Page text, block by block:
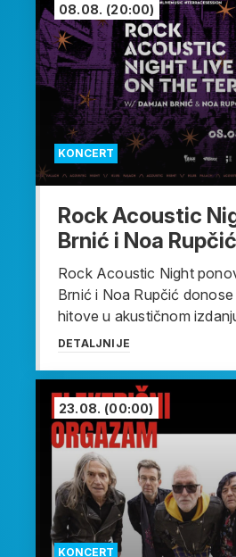
KONCERT
08.08. (20:00)
Rock Acoustic
Brnić i Noa Rupčić
Rock Acoustic Night
Brnić i Noa Rupčić
hitove u akustičnom
DETALJNIJE
KONCERT
23.08. (00:00)